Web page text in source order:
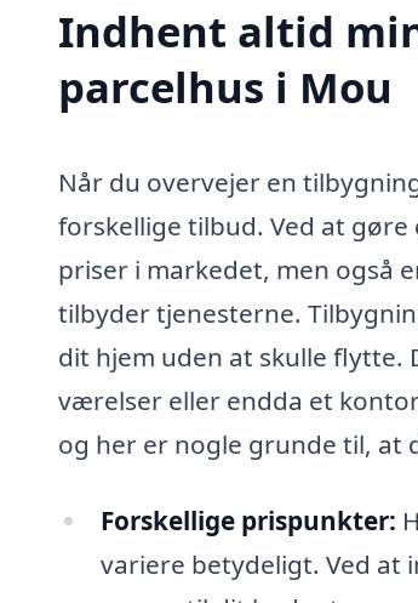
Indhent altid
parcelhus i Mou
Når du overvejer en
forskellige tilbud. Ved at
priser i markedet, men også
tilbyder tjenesterne.
dit hjem uden at skulle flytte.
værelser eller endda et
og her er nogle grunde til,
Forskellige prispunkter:
variere betydeligt. Ved at